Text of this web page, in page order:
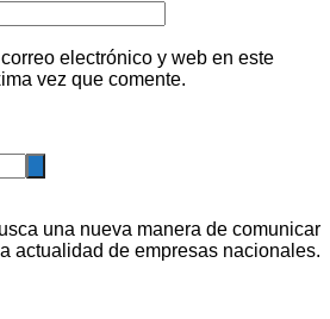
electrónico y web en este
vez que comente.
una nueva manera de comunicar
actualidad de empresas nacionales.